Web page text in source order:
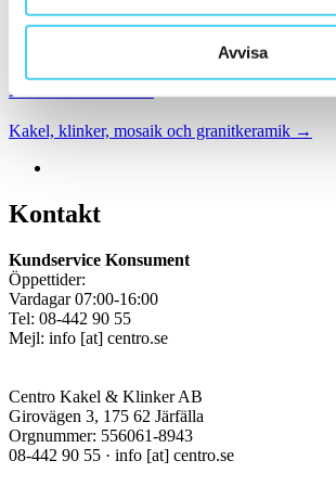
Avvisa
brett utbud till riktigt bra priser.
Med över 30 år i branschen är vi experter på
Kakel & klinker
Kakel, klinker, mosaik och granitkeramik →
Kontakt
Kundservice Konsument
Öppettider:
Vardagar 07:00-16:00
Tel: 08-442 90 55
Mejl: info [at] centro.se
Centro Kakel & Klinker AB
Girovägen 3, 175 62 Järfälla
Orgnummer: 556061-8943
08-442 90 55 · info [at] centro.se